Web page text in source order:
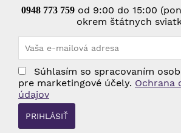
0948 773 759 od 9:00 do 15:00
okrem štátnych
Súhlasím so spracovaním
pre marketingové účely. Ochrana
údajov